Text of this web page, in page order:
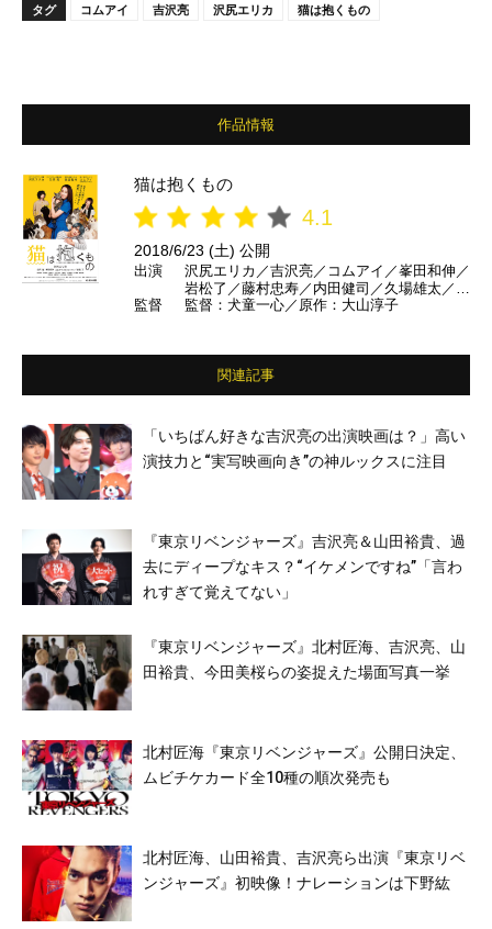
タグ コムアイ 吉沢亮 沢尻エリカ 猫は抱くもの
作品情報
猫は抱くもの
4.1
2018/6/23 (土) 公開
出演
沢尻エリカ／吉沢亮／コムアイ／峯田和伸／
岩松了／藤村忠寿／内田健司／久場雄太／今
井久美子／小林涼子／林田岬優／木下愛華／
監督 監督：犬童一心／原作：大山淳子
関連記事
「いちばん好きな吉沢亮の出演映画は？」高い
演技力と“実写映画向き”の神ルックスに注目
『東京リベンジャーズ』吉沢亮＆山田裕貴、過
去にディープなキス？“イケメンですね”「言わ
れすぎて覚えてない」
『東京リベンジャーズ』北村匠海、吉沢亮、山
田裕貴、今田美桜らの姿捉えた場面写真一挙
北村匠海『東京リベンジャーズ』公開日決定、
ムビチケカード全10種の順次発売も
北村匠海、山田裕貴、吉沢亮ら出演『東京リベ
ンジャーズ』初映像！ナレーションは下野紘